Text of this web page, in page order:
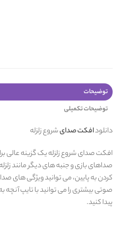
توضیحات
توضیحات تکمیلی
دانلودافکت صدایشروع زلزله
افکت صدای شروع زلزله یک گزینه عالی
صداهای بازی و جنبه های دیگر مانند
کردن به پایین، می توانید ویژگی های
صوتی بیشتری را می توانید با تایپ
پیدا کنید.